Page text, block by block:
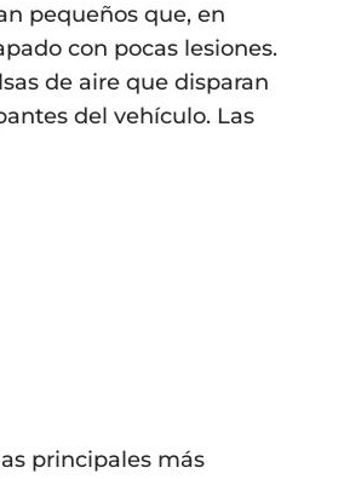
pequeños que, en
con pocas lesiones.
de aire que disparan
del vehículo. Las
principales más